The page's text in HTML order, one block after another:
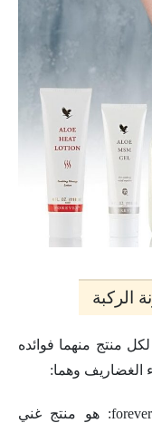
الركبة
منتج منهما فوائده
الغضاريف وهما:
عصير فوريفر فريدوم forever freedom: هو منتج غني